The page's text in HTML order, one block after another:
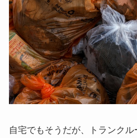
自宅でもそうだが、トランク